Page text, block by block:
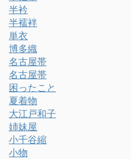
半衿
半襦袢
単衣
博多織
名古屋帯
名古屋帯
困ったこと
夏着物
大江戸和子
姉妹屋
小千谷縮
小物